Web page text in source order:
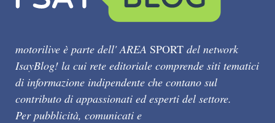
motorilive è parte dell' AREA SPORT del network
IsayBlog! la cui rete editoriale comprende siti tematici
di informazione indipendente che contano sul
contributo di appassionati ed esperti del settore.
Per pubblicità, comunicati e